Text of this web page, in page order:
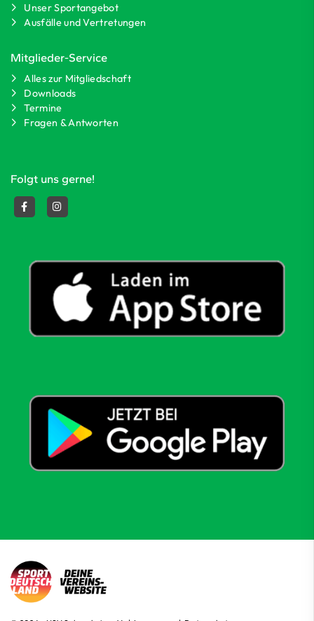
Unser Sportangebot
Ausfälle und Vertretungen
Mitglieder-Service
Alles zur Mitgliedschaft
Downloads
Termine
Fragen & Antworten
Folgt uns gerne!